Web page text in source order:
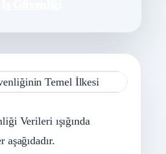
Verileri ışığında
aşağıdadır.